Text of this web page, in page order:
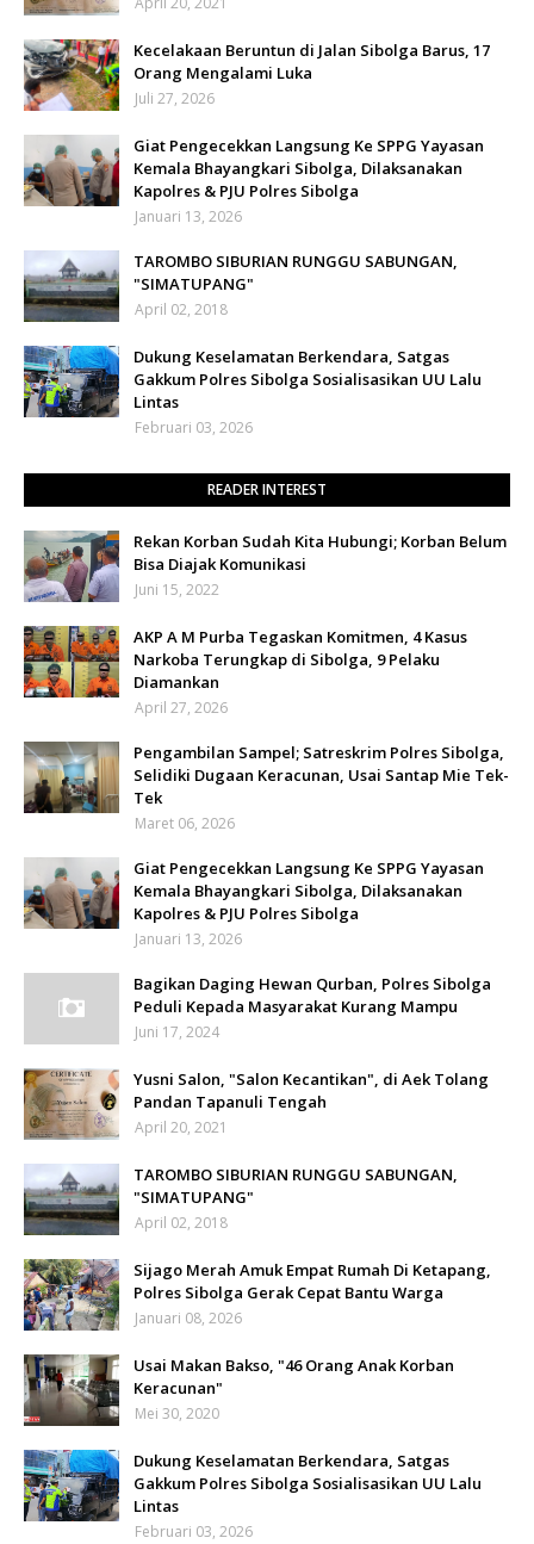
Kecelakaan Beruntun di Jalan Sibolga Barus, 17
Orang Mengalami Luka
Juli 27, 2026
Giat Pengecekkan Langsung Ke SPPG Yayasan
Kemala Bhayangkari Sibolga, Dilaksanakan
Kapolres & PJU Polres Sibolga
Januari 13, 2026
TAROMBO SIBURIAN RUNGGU SABUNGAN,
"SIMATUPANG"
April 02, 2018
Dukung Keselamatan Berkendara, Satgas
Gakkum Polres Sibolga Sosialisasikan UU Lalu
Lintas
Februari 03, 2026
READER INTEREST
Rekan Korban Sudah Kita Hubungi; Korban Belum
Bisa Diajak Komunikasi
Juni 15, 2022
AKP A M Purba Tegaskan Komitmen, 4 Kasus
Narkoba Terungkap di Sibolga, 9 Pelaku
Diamankan
April 27, 2026
Pengambilan Sampel; Satreskrim Polres Sibolga,
Selidiki Dugaan Keracunan, Usai Santap Mie Tek-
Tek
Maret 06, 2026
Giat Pengecekkan Langsung Ke SPPG Yayasan
Kemala Bhayangkari Sibolga, Dilaksanakan
Kapolres & PJU Polres Sibolga
Januari 13, 2026
Bagikan Daging Hewan Qurban, Polres Sibolga
Peduli Kepada Masyarakat Kurang Mampu
Juni 17, 2024
Yusni Salon, "Salon Kecantikan", di Aek Tolang
Pandan Tapanuli Tengah
April 20, 2021
TAROMBO SIBURIAN RUNGGU SABUNGAN,
"SIMATUPANG"
April 02, 2018
Sijago Merah Amuk Empat Rumah Di Ketapang,
Polres Sibolga Gerak Cepat Bantu Warga
Januari 08, 2026
Usai Makan Bakso, "46 Orang Anak Korban
Keracunan"
Mei 30, 2020
Dukung Keselamatan Berkendara, Satgas
Gakkum Polres Sibolga Sosialisasikan UU Lalu
Lintas
Februari 03, 2026